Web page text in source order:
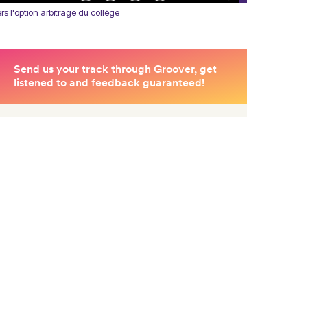
l'option arbitrage du collège